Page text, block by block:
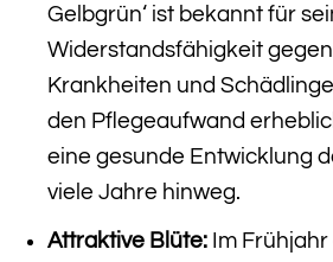
Gelbgrün‘ ist bekannt für
Widerstandsfähigkeit
Krankheiten und
den Pflegeaufwand
eine gesunde Entwicklung
viele Jahre hinweg.
Attraktive Blüte:Im